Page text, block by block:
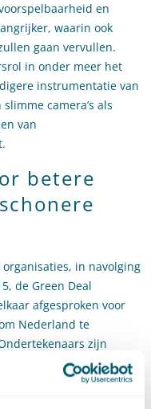
en
waarin ook
gaan vervullen.
in onder meer het
instrumentatie van
camera’s als
van
betere
in navolging
de Green Deal
afgesproken voor
Nederland te
zijn
deelauto-aanbieders,
van Economische